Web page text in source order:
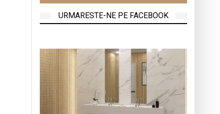
URMARESTE-NE PE FACEBOOK